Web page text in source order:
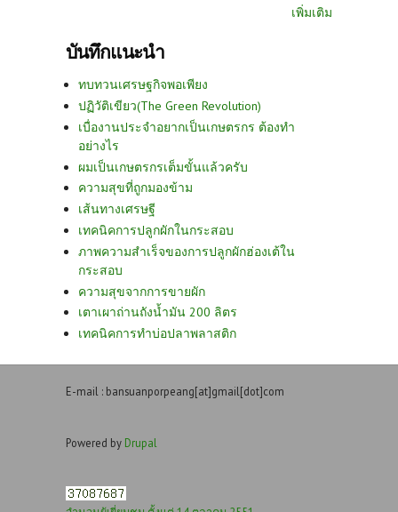
เพิ่มเติม
บันทึกแนะนำ
ทบทวนเศรษฐกิจพอเพียง
ปฏิวัติเขียว(The Green Revolution)
เบื่องานประจำอยากเป็นเกษตรกร ต้องทำ
อย่างไร
ผมเป็นเกษตรกรเต็มขั้นแล้วครับ
ความสุขที่ถูกมองข้าม
เส้นทางเศรษฐี
เทคนิคการปลูกผักในกระสอบ
ภาพความสำเร็จของการปลูกผักฮ่องเต้ใน
กระสอบ
ความสุขจากการขายผัก
เตาเผาถ่านถังน้ำมัน 200 ลิตร
เทคนิคการทำบ่อปลาพลาสติก
E-mail : bansuanporpeang[at]gmail[dot]com
Powered by Drupal